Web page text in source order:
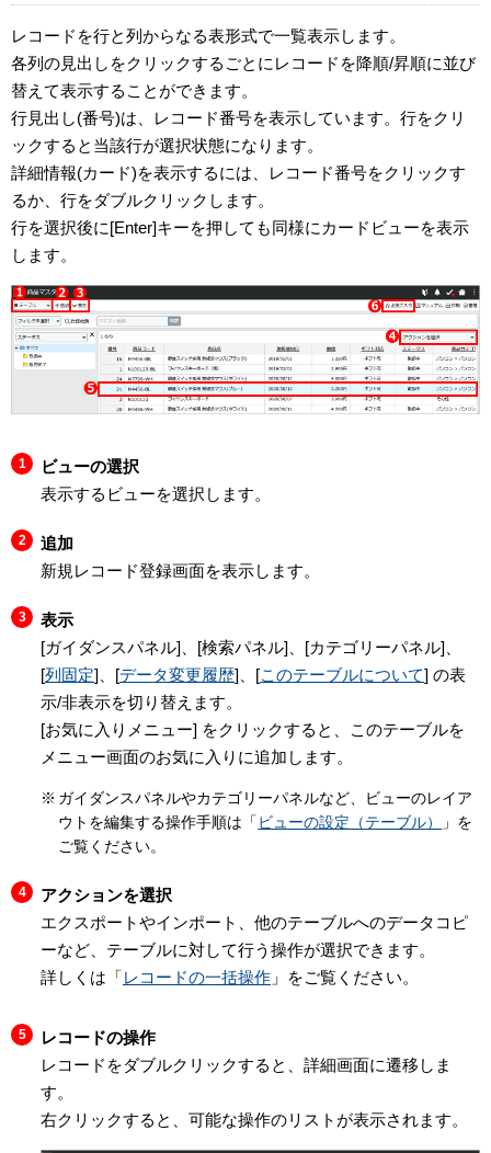
レコードを行と列からなる表形式で一覧表示します。
各列の見出しをクリックするごとにレコードを降順/昇順に並び
替えて表示することができます。
行見出し(番号)は、レコード番号を表示しています。行をクリ
ックすると当該行が選択状態になります。
詳細情報(カード)を表示するには、レコード番号をクリックす
るか、行をダブルクリックします。
行を選択後に[Enter]キーを押しても同様にカードビューを表示
します。
ビューの選択
表示するビューを選択します。
追加
新規レコード登録画面を表示します。
表示
[ガイダンスパネル]、[検索パネル]、[カテゴリーパネル]、
[列固定]、[データ変更履歴]、[このテーブルについて] の表
示/非表示を切り替えます。
[お気に入りメニュー] をクリックすると、このテーブルを
メニュー画面のお気に入りに追加します。
ガイダンスパネルやカテゴリーパネルなど、ビューのレイア
ウトを編集する操作手順は「 ビューの設定（テーブル）
」を
ご覧ください。
アクションを選択
エクスポートやインポート、他のテーブルへのデータコピ
ーなど、テーブルに対して行う操作が選択できます。
詳しくは「レコードの一括操作 」をご覧ください。
レコードの操作
レコードをダブルクリックすると、詳細画面に遷移しま
す。
右クリックすると、可能な操作のリストが表示されます。